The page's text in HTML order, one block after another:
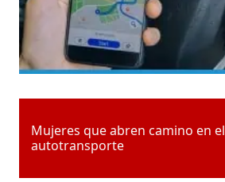
Mujeres que abren camino en el
autotransporte